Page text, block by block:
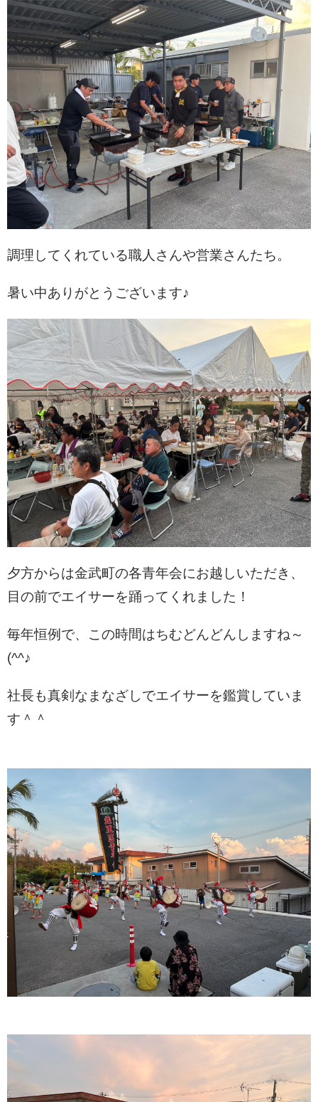
調理してくれている職人さんや営業さんたち。
暑い中ありがとうございます♪
夕方からは金武町の各青年会にお越しいただき、
目の前でエイサーを踊ってくれました！
毎年恒例で、この時間はちむどんどんしますね～
(^^♪
社長も真剣なまなざしでエイサーを鑑賞していま
す＾＾